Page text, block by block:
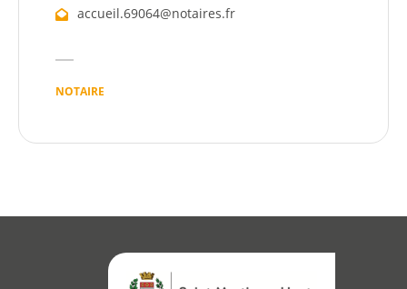
accueil.69064@notaires.fr
NOTAIRE
Agenda
Annuaire